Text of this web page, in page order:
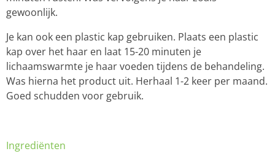
gewoonlijk.
Je kan ook een plastic kap gebruiken. Plaats een plastic
kap over het haar en laat 15-20 minuten je
lichaamswarmte je haar voeden tijdens de behandeling.
Was hierna het product uit. Herhaal 1-2 keer per maand.
Goed schudden voor gebruik.
Ingrediënten